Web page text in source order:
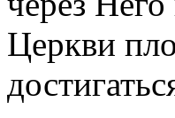
Церкви